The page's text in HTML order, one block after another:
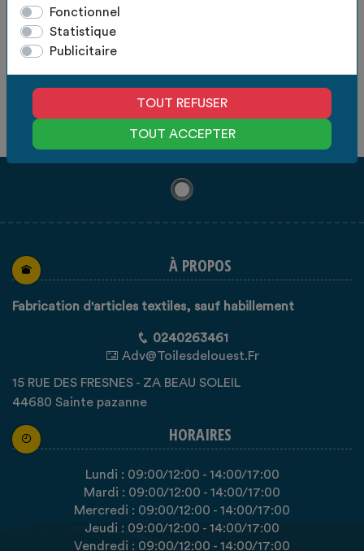
Fonctionnel
Statistique
Publicitaire
TOUT REFUSER
TOUT ACCEPTER
compromis sur le style.
Alliez praticité, durabilité et engagement avec ces
accessoires qui donnent une seconde vie aux
Coloris Rouge
Dimensions : Diamètre 42 cm
Fabrication
en France
Devis gratuit
en 24h
Paiement
100% sécurisé
À PROPOS
Fabrication d'articles textiles, sauf habillement
0240263461
Adv@toilesdelouest.fr
15 RUE DES FRESNES - ZA BEAU SOLEIL
44680 Sainte pazanne
HORAIRES
Lundi : 09:00/12:00 - 14:00/17:00
Mardi : 09:00/12:00 - 14:00/17:00
Mercredi : 09:00/12:00 - 14:00/17:00
Jeudi : 09:00/12:00 - 14:00/17:00
Vendredi : 09:00/12:00 - 14:00/17:00